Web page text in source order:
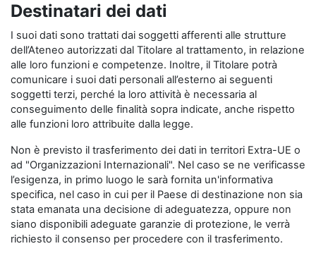
Destinatari dei dati
I suoi dati sono trattati dai soggetti afferenti alle strutture
dell’Ateneo autorizzati dal Titolare al trattamento, in relazione
alle loro funzioni e competenze. Inoltre, il Titolare potrà
comunicare i suoi dati personali all’esterno ai seguenti
soggetti terzi, perché la loro attività è necessaria al
conseguimento delle finalità sopra indicate, anche rispetto
alle funzioni loro attribuite dalla legge.
Non è previsto il trasferimento dei dati in territori Extra-UE o
ad "Organizzazioni Internazionali". Nel caso se ne verificasse
l’esigenza, in primo luogo le sarà fornita un'informativa
specifica, nel caso in cui per il Paese di destinazione non sia
stata emanata una decisione di adeguatezza, oppure non
siano disponibili adeguate garanzie di protezione, le verrà
richiesto il consenso per procedere con il trasferimento.